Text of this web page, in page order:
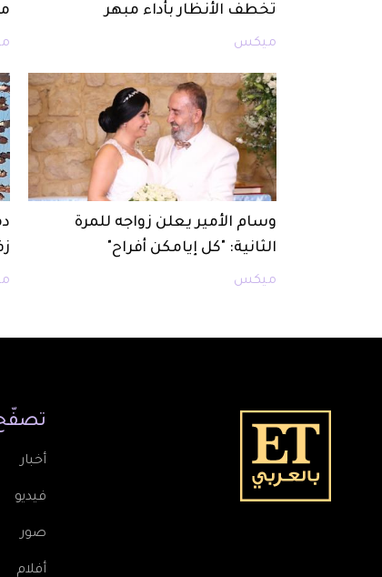
تخطف الأنظار بأداء مبهر
ميكس
وسام الأمير يعلن زواجه للمرة
الثانية: "كل إيامكن أفراح"
ميكس
أخبار
فيديو
صور
أفلام